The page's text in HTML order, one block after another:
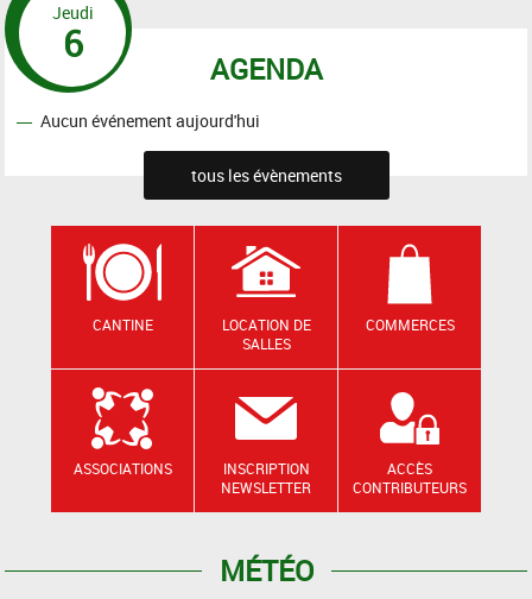
AGENDA
Jeudi
6
Aucun événement aujourd'hui
tous les évènements
CANTINE
LOCATION DE
SALLES
COMMERCES
ASSOCIATIONS
INSCRIPTION
NEWSLETTER
ACCÈS
CONTRIBUTEURS
MÉTÉO